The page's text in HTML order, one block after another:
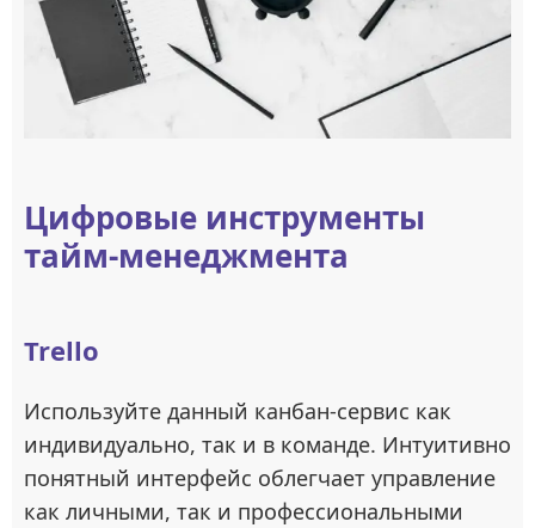
Цифровые инструменты
тайм-менеджмента
Trello
Используйте данный канбан-сервис как
индивидуально, так и в команде. Интуитивно
понятный интерфейс облегчает управление
как личными, так и профессиональными